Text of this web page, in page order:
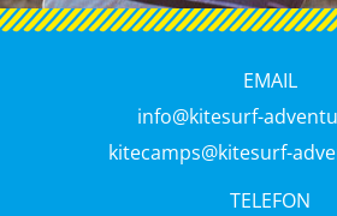
EMAIL
info@kitesurf-
kitecamps@kitesurf-
TELEFON